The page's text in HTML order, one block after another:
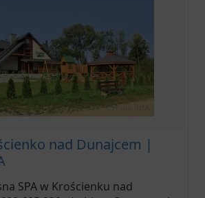
nad Dunajcem |
SPA w Krościenku nad